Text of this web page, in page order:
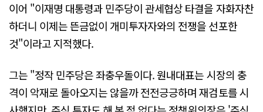
이어 "이재명 대통령과 민주당이 관세협상 타결을 자화자찬
하더니 이제는 뜬금없이 개미투자자와의 전쟁을 선포한
것"이라고 지적했다.
그는 "정작 민주당은 좌충우돌이다. 원내대표는 시장의 충
격이 악재로 돌아오지는 않을까 전전긍긍하며 재검토를 시